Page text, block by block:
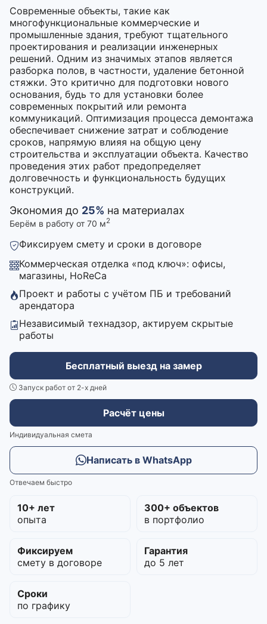
Современные объекты, такие как
многофункциональные коммерческие и
промышленные здания, требуют тщательного
проектирования и реализации инженерных
решений. Одним из значимых этапов является
разборка полов, в частности, удаление бетонной
стяжки. Это критично для подготовки нового
основания, будь то для установки более
современных покрытий или ремонта
коммуникаций. Оптимизация процесса демонтажа
обеспечивает снижение затрат и соблюдение
сроков, напрямую влияя на общую цену
строительства и эксплуатации объекта. Качество
проведения этих работ предопределяет
долговечность и функциональность будущих
конструкций.
Экономия до 25% на материалах
Берём в работу от 70 м2
Фиксируем смету и сроки в договоре
Коммерческая отделка «под ключ»: офисы,
магазины, HoReCa
Проект и работы с учётом ПБ и требований
арендатора
Независимый технадзор, актируем скрытые
работы
Бесплатный выезд на замер
Запуск работ от 2-х дней
Расчёт цены
Индивидуальная смета
Написать в WhatsApp
Отвечаем быстро
10+ лет
опыта
300+ объектов
в портфолио
Фиксируем
смету в договоре
Гарантия
до 5 лет
Сроки
по графику